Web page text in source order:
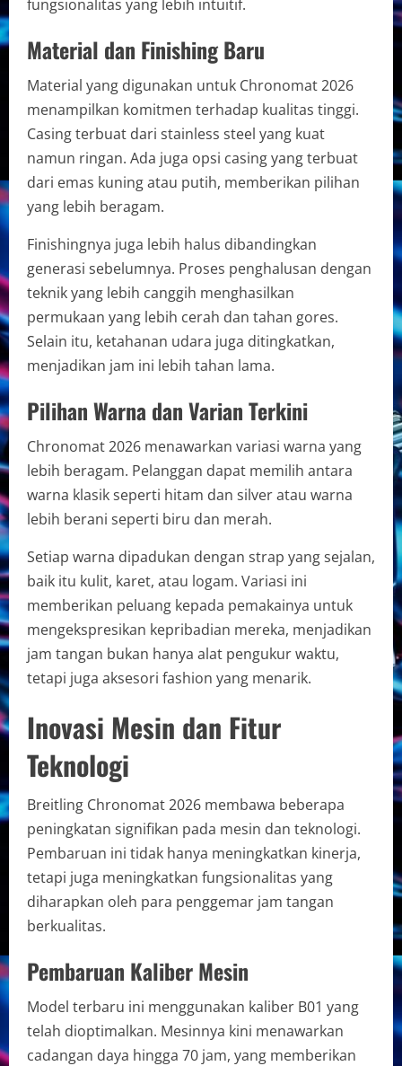
fungsionalitas yang lebih intuitif.
Material dan Finishing Baru
Material yang digunakan untuk Chronomat 2026
menampilkan komitmen terhadap kualitas tinggi.
Casing terbuat dari stainless steel yang kuat
namun ringan. Ada juga opsi casing yang terbuat
dari emas kuning atau putih, memberikan pilihan
yang lebih beragam.
Finishingnya juga lebih halus dibandingkan
generasi sebelumnya. Proses penghalusan dengan
teknik yang lebih canggih menghasilkan
permukaan yang lebih cerah dan tahan gores.
Selain itu, ketahanan udara juga ditingkatkan,
menjadikan jam ini lebih tahan lama.
Pilihan Warna dan Varian Terkini
Chronomat 2026 menawarkan variasi warna yang
lebih beragam. Pelanggan dapat memilih antara
warna klasik seperti hitam dan silver atau warna
lebih berani seperti biru dan merah.
Setiap warna dipadukan dengan strap yang sejalan,
baik itu kulit, karet, atau logam. Variasi ini
memberikan peluang kepada pemakainya untuk
mengekspresikan kepribadian mereka, menjadikan
jam tangan bukan hanya alat pengukur waktu,
tetapi juga aksesori fashion yang menarik.
Inovasi Mesin dan Fitur
Teknologi
Breitling Chronomat 2026 membawa beberapa
peningkatan signifikan pada mesin dan teknologi.
Pembaruan ini tidak hanya meningkatkan kinerja,
tetapi juga meningkatkan fungsionalitas yang
diharapkan oleh para penggemar jam tangan
berkualitas.
Pembaruan Kaliber Mesin
Model terbaru ini menggunakan kaliber B01 yang
telah dioptimalkan. Mesinnya kini menawarkan
cadangan daya hingga 70 jam, yang memberikan